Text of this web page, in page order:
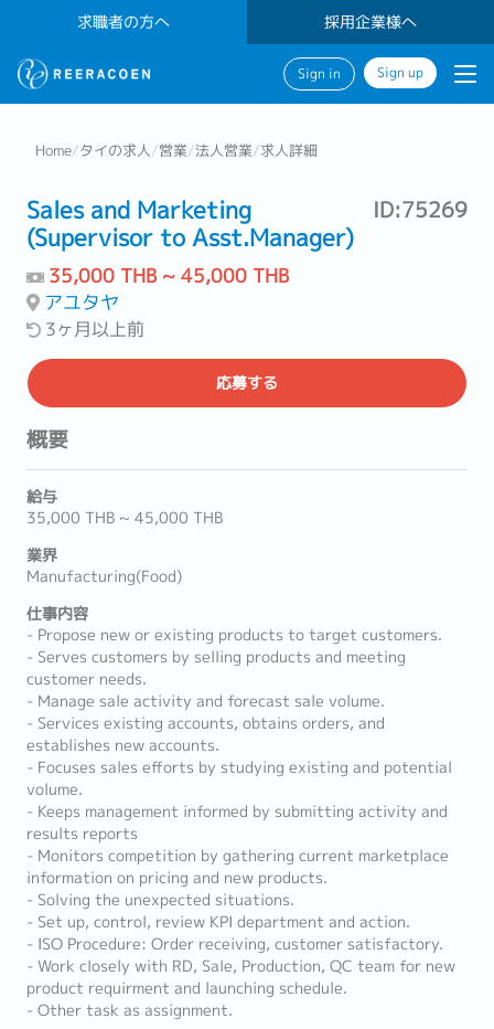
求職者の方へ 採用企業様へ
Sign in Sign up
Home/タイの求人/営業/法人営業/求人詳細
Sales and Marketing
(Supervisor to Asst.Manager)
ID:75269
35,000 THB ~ 45,000 THB
アユタヤ
3ヶ月以上前
応募する
概要
給与
35,000 THB ~ 45,000 THB
業界
Manufacturing(Food)
仕事内容
- Propose new or existing products to target customers.
- Serves customers by selling products and meeting
customer needs.
- Manage sale activity and forecast sale volume.
- Services existing accounts, obtains orders, and
establishes new accounts.
- Focuses sales efforts by studying existing and potential
volume.
- Keeps management informed by submitting activity and
results reports
- Monitors competition by gathering current marketplace
information on pricing and new products.
- Solving the unexpected situations.
- Set up, control, review KPI department and action.
- ISO Procedure: Order receiving, customer satisfactory.
- Work closely with RD, Sale, Production, QC team for new
product requirment and launching schedule.
- Other task as assignment.